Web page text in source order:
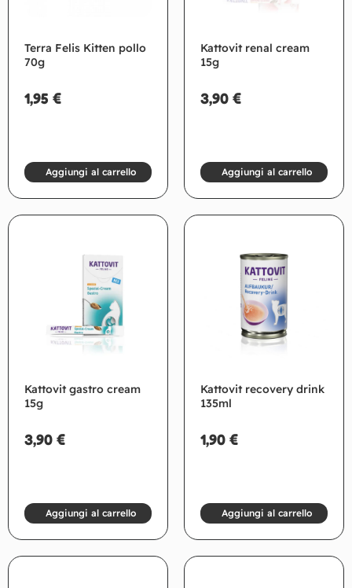
Terra Felis Kitten pollo
70g
1,95 €
Aggiungi al carrello
Kattovit renal cream
15g
3,90 €
Aggiungi al carrello
Kattovit gastro cream
15g
3,90 €
Aggiungi al carrello
Kattovit recovery drink
135ml
1,90 €
Aggiungi al carrello